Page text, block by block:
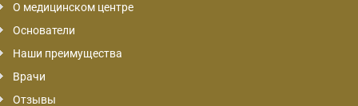
О медицинском центре
Основатели
Наши преимущества
Врачи
Отзывы